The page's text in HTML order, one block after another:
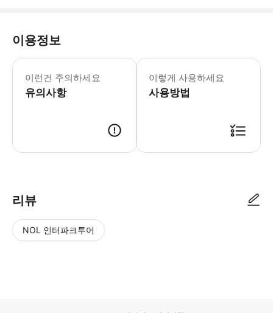
이용정보
이런건 주의하세요
유의사항
- 추가정보 * 대중교통 서비스이므로
- 예약확정 * 예약 후 확정 여부를 바
- 이용요건 * 공지: 영유아 및 아동도
이렇게 사용하세요
사용방법
리뷰
NOL 인터파크투어